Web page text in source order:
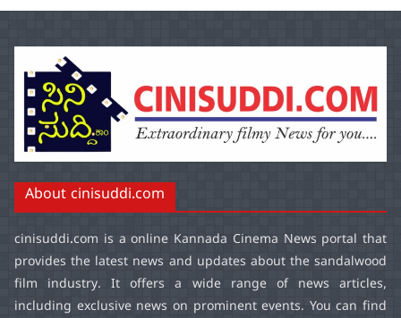
About cinisuddi.com
cinisuddi.com is a online Kannada Cinema News portal that
provides the latest news and updates about the sandalwood
film industry. It offers a wide range of news articles,
including exclusive news on prominent events. You can find